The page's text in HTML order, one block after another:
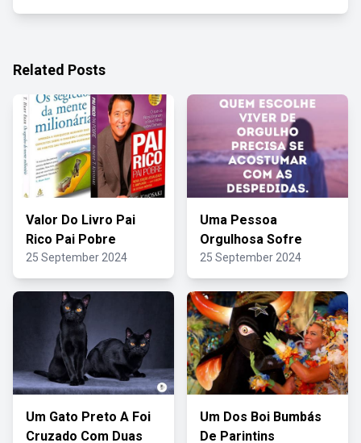
Related Posts
Valor Do Livro Pai
Rico Pai Pobre
25 September 2024
Uma Pessoa
Orgulhosa Sofre
25 September 2024
Um Gato Preto A Foi
Cruzado Com Duas
Um Dos Boi Bumbás
De Parintins